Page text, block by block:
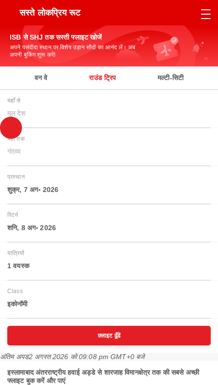
सस्ते लोकप्रिय रूट
ISB से SHJ तक सस्ती फ्लाइट खोजें
अपने पसंदीदा स्थान पर विशेष उड़ान सौदों का आनंद लें। अब
अपनी बुकिंग शुरू करें!
वन वे राउंड ट्रिप मल्टी-सिटी
यहाँ से
मूल देश
यहाँ तक
गंतव्य
प्रस्थान
शुक्र, 7 अग॰ 2026
रिटर्न
शनि, 8 अग॰ 2026
यात्रियों
1 वयस्‍क
Class
इकोनॉमी
फ़्लाइट ढूँढें
अंतिम अपड2 अगस्त 2026 को 09:08 pm GMT+0 बजे
इस्लामाबाद अंतरराष्ट्रीय हवाई अड्डे से शारजाह विमानक्षेत्र तक की सबसे अच्छी
फ्लाइट बुक करें और पाएं